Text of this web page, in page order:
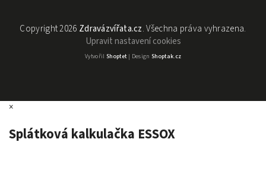
Copyright 2026 Zdravázvířata.cz. Všechna práva vyhrazena.
Upravit nastavení cookies
Vytvořil Shoptet| Design Shoptak.cz
×
Splátková kalkulačka ESSOX